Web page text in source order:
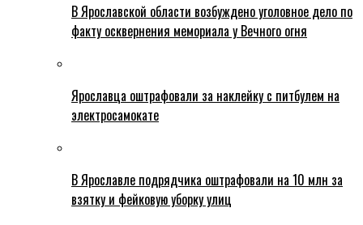
В Ярославской области возбуждено уголовное дело по
факту осквернения мемориала у Вечного огня
Ярославца оштрафовали за наклейку с питбулем на
электросамокате
В Ярославле подрядчика оштрафовали на 10 млн за
взятку и фейковую уборку улиц